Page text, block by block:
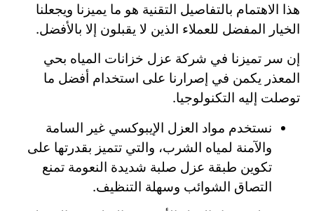
هذا الاهتمام بالتفاصيل التقنية هو ما يميزنا ويجعلنا
الخيار المفضل للعملاء الذين لا يقبلون إلا بالأفضل.
إن سر تميزنا في شركة عزل خزانات المياه بحي
المعذر يكمن في إصرارنا على استخدام أفضل ما
توصلت إليه التكنولوجيا.
نستخدم مواد العزل الإيبوكسي غير السامة
والآمنة لمياه الشرب، والتي تتميز بقدرتها على
تكوين طبقة عزل صلبة شديدة النعومة تمنع
التصاق الشوائب وسهلة التنظيف.